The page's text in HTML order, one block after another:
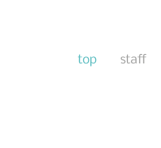
top staff